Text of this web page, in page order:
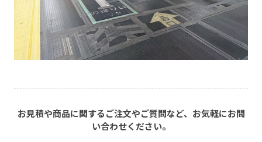
お見積や商品に関するご注文やご質問など、お気軽にお問
い合わせください。